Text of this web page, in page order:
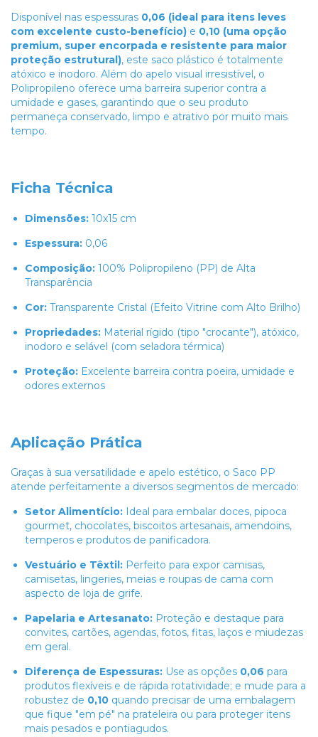
Disponível nas espessuras 0,06 (ideal para itens leves
com excelente custo-benefício) e 0,10 (uma opção
premium, super encorpada e resistente para maior
proteção estrutural), este saco plástico é totalmente
atóxico e inodoro. Além do apelo visual irresistível, o
Polipropileno oferece uma barreira superior contra a
umidade e gases, garantindo que o seu produto
permaneça conservado, limpo e atrativo por muito mais
tempo.
Ficha Técnica
Dimensões: 10x15 cm
Espessura: 0,06
Composição: 100% Polipropileno (PP) de Alta
Transparência
Cor: Transparente Cristal (Efeito Vitrine com Alto Brilho)
Propriedades: Material rígido (tipo "crocante"), atóxico,
inodoro e selável (com seladora térmica)
Proteção: Excelente barreira contra poeira, umidade e
odores externos
Aplicação Prática
Graças à sua versatilidade e apelo estético, o Saco PP
atende perfeitamente a diversos segmentos de mercado:
Setor Alimentício: Ideal para embalar doces, pipoca
gourmet, chocolates, biscoitos artesanais, amendoins,
temperos e produtos de panificadora.
Vestuário e Têxtil: Perfeito para expor camisas,
camisetas, lingeries, meias e roupas de cama com
aspecto de loja de grife.
Papelaria e Artesanato: Proteção e destaque para
convites, cartões, agendas, fotos, fitas, laços e miudezas
em geral.
Diferença de Espessuras: Use as opções 0,06 para
produtos flexíveis e de rápida rotatividade; e mude para a
robustez de 0,10 quando precisar de uma embalagem
que fique "em pé" na prateleira ou para proteger itens
mais pesados e pontiagudos.